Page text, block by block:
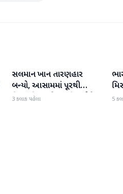
રાષ્ટ્રીય
સલમાન ખાન તારણહાર
બન્યો, આસામમાં પૂરથી
વિસ્થાપિત થયેલા પરિવારોને
3 કલાક પહેલા 5